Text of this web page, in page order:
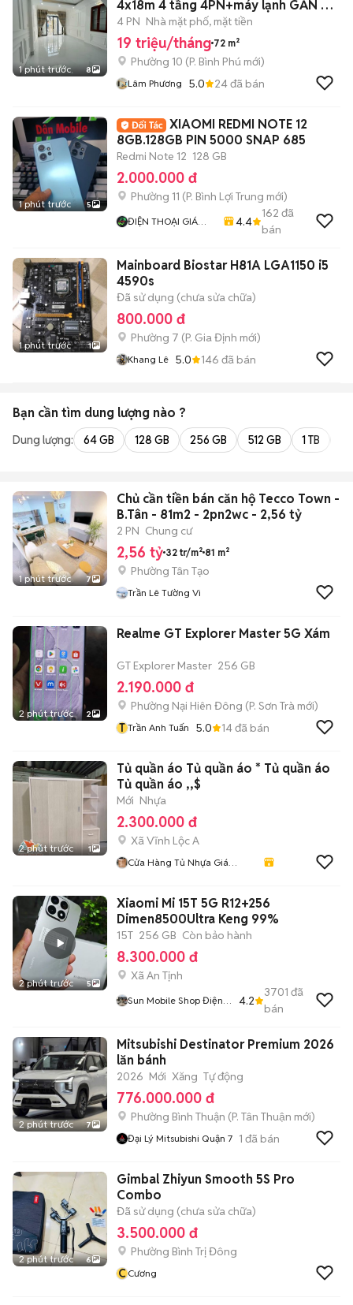
1 phút trước 8
4x18m 4 tầng 4PN+máy lạnh GẦN CC
WESTERN
4 PN Nhà mặt phố, mặt tiền
19 triệu/tháng 72 m²
Phường 10 (P. Bình Phú mới)
Lâm Phương 5.0 24đã bán
1 phút trước 5
XIAOMI REDMI NOTE 12
8GB.128GB PIN 5000 SNAP 685
Redmi Note 12 128 GB
2.000.000 đ
Phường 11 (P. Bình Lợi Trung mới)
ĐIỆN THOẠI GIÁ
4.4
162 đã
bán
1 phút trước 1
Mainboard Biostar H81A LGA1150 i5
4590s
Đã sử dụng (chưa sửa chữa)
800.000 đ
Phường 7 (P. Gia Định mới)
Khang Lê 5.0 146 đã bán
Bạn cần tìm dung lượng nào ?
Dung lượng: 64 GB 128 GB 256 GB 512 GB 1 TB
1 phút trước 7
Chủ cần tiền bán căn hộ Tecco Town -
B.Tân - 81m2 - 2pn2wc - 2,56 tỷ
2 PN Chung cư
2,56 tỷ 32 tr/m² 81 m²
Phường Tân Tạo
Trần Lê Tường Vi
2 phút trước 2
Realme GT Explorer Master 5G Xám
GT Explorer Master 256 GB
2.190.000 đ
Phường Nại Hiên Đông (P. Sơn Trà mới)
T Trần Anh Tuấn 5.0 14đã bán
2 phút trước 1
Tủ quần áo Tủ quần áo * Tủ quần áo
Tủ quần áo ,,$
Mới Nhựa
2.300.000 đ
Xã Vĩnh Lộc A
Cửa Hàng Tủ Nhựa Giá
2 phút trước 5
Xiaomi Mi 15T 5G R12+256
Dimen8500Ultra Keng 99%
15T 256 GB Còn bảo hành
8.300.000 đ
Xã An Tịnh
Sun Mobile Shop Điện
4.2
3701 đã
bán
2 phút trước 7
Mitsubishi Destinator Premium 2026
lăn bánh
2026 Mới Xăng Tự động
776.000.000 đ
Phường Bình Thuận (P. Tân Thuận mới)
Đại Lý Mitsubishi Quận 7 1 đã bán
2 phút trước 6
Gimbal Zhiyun Smooth 5S Pro
Combo
Đã sử dụng (chưa sửa chữa)
3.500.000 đ
Phường Bình Trị Đông
CCương